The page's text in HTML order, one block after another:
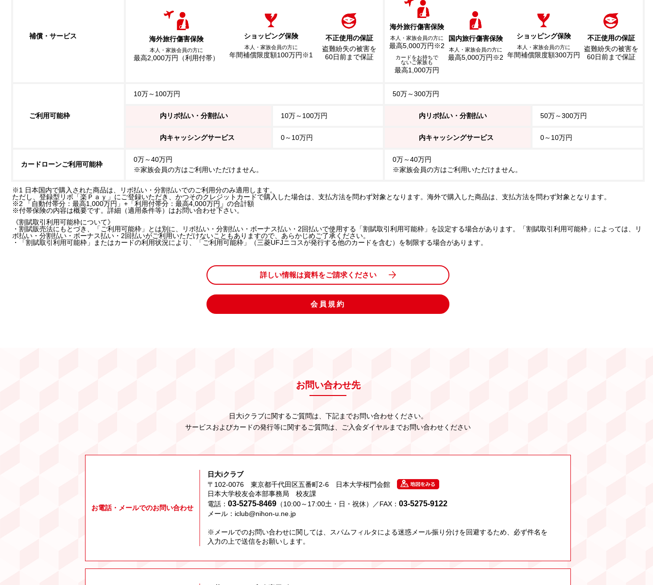
補償・サービス 海外旅行傷害保険
本人・家族会員の方に
最高2,000万円（利用付帯）
ショッピング保険
本人・家族会員の方に
年間補償限度額100万円※1
不正使用の保証
盗難紛失の被害を
60日前まで保証
海外旅行傷害保険
本人・家族会員の方に
最高5,000万円※2
カードをお持ちで
ないご家族も
最高1,000万円
国内旅行傷害保険
本人・家族会員の方に
最高5,000万円※2
ショッピング保険
本人・家族会員の方に
年間補償限度額300万円
不正使用の保証
盗難紛失の被害を
60日前まで保証
ご利用可能枠
10万～100万円 50万～300万円
内リボ払い・分割払い 10万～100万円 内リボ払い・分割払い 50万～300万円
内キャッシングサービス 0～10万円 内キャッシングサービス 0～10万円
カードローンご利用可能枠
0万～40万円
※家族会員の方はご利用いただけません。
0万～40万円
※家族会員の方はご利用いただけません。
※1 日本国内で購入された商品は、リボ払い・分割払いでのご利用分のみ適用します。
ただし、登録型リボ「楽Ｐａｙ」にご登録いただき、かつそのクレジットカードで購入した場合は、支払方法を問わず対象となります。海外で購入した商品は、支払方法を問わず対象となります。
※2 「自動付帯分：最高1,000万円」+「利用付帯分：最高4,000万円」の合計額
※付帯保険の内容は概要です。詳細（適用条件等）はお問い合わせ下さい。
《割賦取引利用可能枠について》
・割賦販売法にもとづき、「ご利用可能枠」とは別に、リボ払い・分割払い・ボーナス払い・2回払いで使用する「割賦取引利用可能枠」を設定する場合があります。「割賦取引利用可能枠」によっては、リ
ボ払い・分割払い・ボーナス払い・2回払いがご利用いただけないこともありますので、あらかじめご了承ください。
・「割賦取引利用可能枠」またはカードの利用状況により、「ご利用可能枠」（三菱UFJニコスが発行する他のカードを含む）を制限する場合があります。
詳しい情報は資料をご請求ください
会員規約
お問い合わせ先
日大iクラブに関するご質問は、下記までお問い合わせください。
サービスおよびカードの発行等に関するご質問は、ご入会ダイヤルまでお問い合わせください
お電話・メールでのお問い合わせ
日大iクラブ
〒102-0076 東京都千代田区五番町2-6 日本大学桜門会館
日本大学校友会本部事務局 校友課
電話： 03-5275-8469 （10:00～17:00土・日・祝休）／FAX： 03-5275-9122
メール： iclub@nihon-u.ne.jp
※メールでのお問い合わせに関しては、スパムフィルタによる迷惑メール振り分けを回避するため、必ず件名を
入力の上で送信をお願いします。